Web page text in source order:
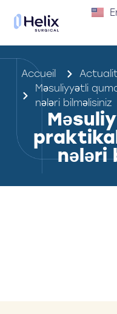
Accueil
Məsuliyyətli
nələri bilməlisiniz
nələri